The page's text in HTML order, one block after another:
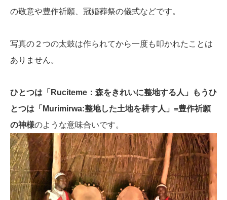
の敬意や豊作祈願、冠婚葬祭の儀式などです。
写真の２つの太鼓は作られてから一度も叩かれたことは
ありません。
ひとつは「Ruciteme：森をきれいに整地する人」もうひ
とつは「Murimirwa:整地した土地を耕す人」=豊作祈願
の神様のような意味合いです。